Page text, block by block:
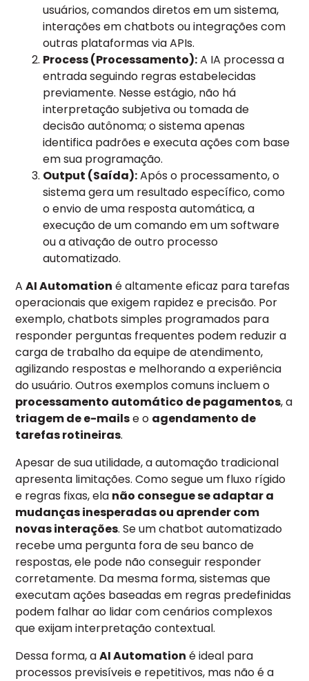
usuários, comandos diretos em um sistema,
interações em chatbots ou integrações com
outras plataformas via APIs.
Process (Processamento):A IA processa a
entrada seguindo regras estabelecidas
previamente. Nesse estágio, não há
interpretação subjetiva ou tomada de
decisão autônoma; o sistema apenas
identifica padrões e executa ações com base
em sua programação.
Output (Saída):Após o processamento, o
sistema gera um resultado específico, como
o envio de uma resposta automática, a
execução de um comando em um software
ou a ativação de outro processo
automatizado.
AAI Automation é altamente eficaz para tarefas
operacionais que exigem rapidez e precisão. Por
exemplo, chatbots simples programados para
responder perguntas frequentes podem reduzir a
carga de trabalho da equipe de atendimento,
agilizando respostas e melhorando a experiência
do usuário. Outros exemplos comuns incluem o
processamento automático de pagamentos, a
triagem de e-mailse o agendamento de
tarefas rotineiras.
Apesar de sua utilidade, a automação tradicional
apresenta limitações. Como segue um fluxo rígido
e regras fixas, ela não consegue se adaptar a
mudanças inesperadas ou aprender com
novas interações. Se um chatbot automatizado
recebe uma pergunta fora de seu banco de
respostas, ele pode não conseguir responder
corretamente. Da mesma forma, sistemas que
executam ações baseadas em regras predefinidas
podem falhar ao lidar com cenários complexos
que exijam interpretação contextual.
Dessa forma, aAI Automation é ideal para
processos previsíveis e repetitivos, mas não é a